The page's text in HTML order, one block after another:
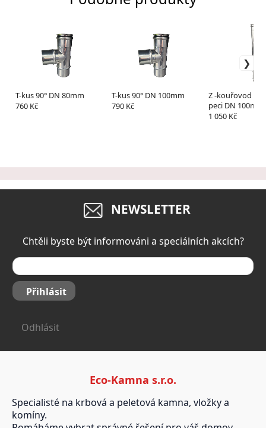
T-kus 90° DN 80mm
760 Kč
T-kus 90° DN 100mm
790 Kč
Z -kouřovod k
peci DN
nerez
1 050 Kč
NEWSLETTER
Chtěli byste být informováni a speciálních akcích?
Přihlásit
Odhlásit
Eco-Kamna s.r.o.
Specialisté na krbová a peletová kamna, vložky a
komíny.